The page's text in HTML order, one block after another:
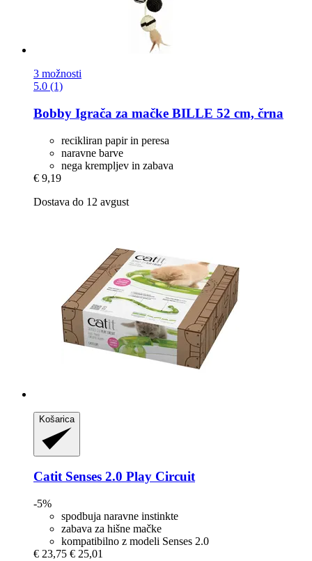
3 možnosti
5.0 (1)
Bobby Igrača za mačke BILLE 52 cm, črna
recikliran papir in peresa
naravne barve
nega krempljev in zabava
€ 9,19
Dostava do 12 avgust
Košarica
CatitSenses 2.0 Play Circuit
-5%
spodbuja naravne instinkte
zabava za hišne mačke
kompatibilno z modeli Senses 2.0
€ 23,75 € 25,01